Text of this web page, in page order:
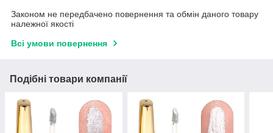
Законом не передбачено повернення та обмін даного товару
належної якості
Всі умови повернення
Подібні товари компанії